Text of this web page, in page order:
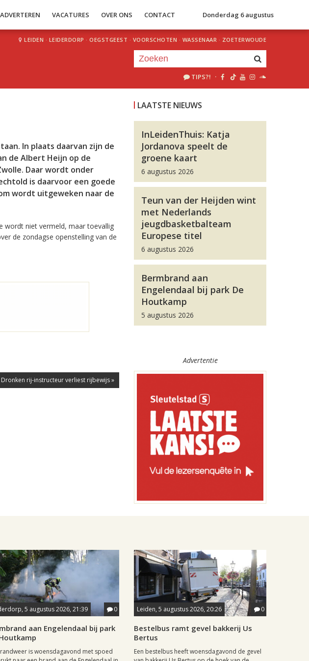
ADVERTEREN VACATURES OVER ONS CONTACT Donderdag 6 augustus
LEIDEN · LEIDERDORP · OEGSTGEEST · VOORSCHOTEN · WASSENAAR · ZOETERWOUDE
TIPS?! ·
In plaats daarvan zijn de
de Albert Heijn op de
Daar wordt onder
is daarvoor een goede
wordt uitgeweken naar de
wordt niet vermeld, maar toevallig
de zondagse openstelling van de
Dronken rij-instructeur verliest rijbewijs »
LAATSTE NIEUWS
InLeidenThuis: Katja
Jordanova speelt de
groene kaart
6 augustus 2026
Teun van der Heijden wint
met Nederlands
jeugdbasketbalteam
Europese titel
6 augustus 2026
Bermbrand aan
Engelendaal bij park De
Houtkamp
5 augustus 2026
Advertentie
5 augustus 2026, 21:39 0
aan Engelendaal bij park
is woensdagavond met spoed
Leiden, 5 augustus 2026, 20:26 0
Bestelbus ramt gevel bakkerij Us
Bertus
Een bestelbus heeft woensdagavond de gevel